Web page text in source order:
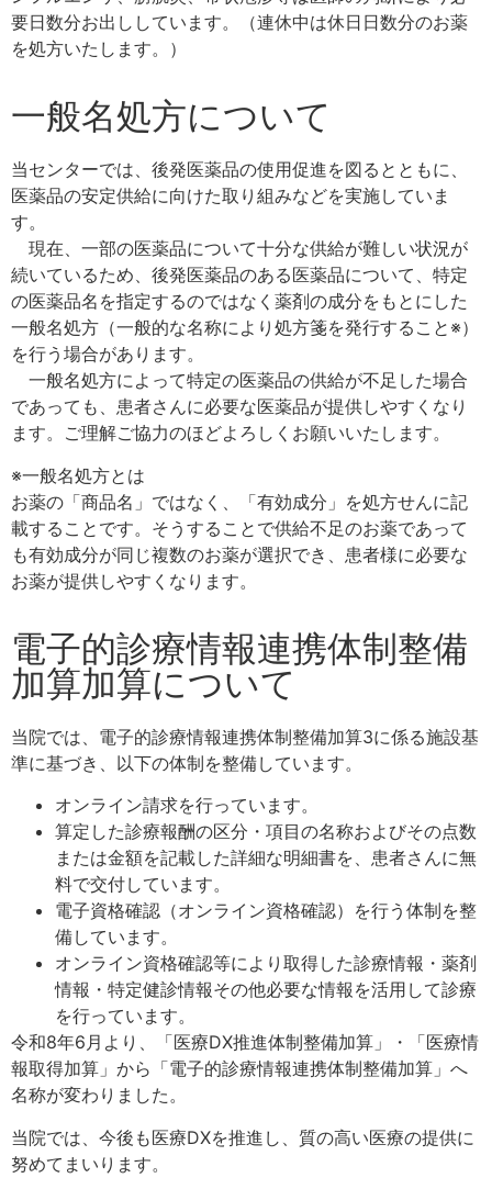
要日数分お出ししています。（連休中は休日日数分のお薬
を処方いたします。）
一般名処方について
当センターでは、後発医薬品の使用促進を図るとともに、
医薬品の安定供給に向けた取り組みなどを実施していま
す。
現在、一部の医薬品について十分な供給が難しい状況が
続いているため、後発医薬品のある医薬品について、特定
の医薬品名を指定するのではなく薬剤の成分をもとにした
一般名処方（一般的な名称により処方箋を発行すること※）
を行う場合があります。
一般名処方によって特定の医薬品の供給が不足した場合
であっても、患者さんに必要な医薬品が提供しやすくなり
ます。ご理解ご協力のほどよろしくお願いいたします。
※一般名処方とは
お薬の「商品名」ではなく、「有効成分」を処方せんに記
載することです。そうすることで供給不足のお薬であって
も有効成分が同じ複数のお薬が選択でき、患者様に必要な
お薬が提供しやすくなります。
電子的診療情報連携体制整備
加算加算について
当院では、電子的診療情報連携体制整備加算3に係る施設基
準に基づき、以下の体制を整備しています。
オンライン請求を行っています。
算定した診療報酬の区分・項目の名称およびその点数
または金額を記載した詳細な明細書を、患者さんに無
料で交付しています。
電子資格確認（オンライン資格確認）を行う体制を整
備しています。
オンライン資格確認等により取得した診療情報・薬剤
情報・特定健診情報その他必要な情報を活用して診療
を行っています。
令和8年6月より、「医療DX推進体制整備加算」・「医療情
報取得加算」から「電子的診療情報連携体制整備加算」へ
名称が変わりました。
当院では、今後も医療DXを推進し、質の高い医療の提供に
努めてまいります。